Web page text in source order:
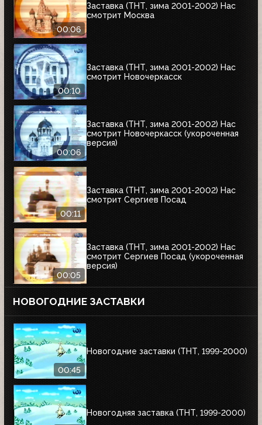
00:06
Заставка (ТНТ, зима 2001-2002) Нас
смотрит Москва
00:10
Заставка (ТНТ, зима 2001-2002) Нас
смотрит Новочеркасск
00:06
Заставка (ТНТ, зима 2001-2002) Нас
смотрит Новочеркасск (укороченная
версия)
00:11
Заставка (ТНТ, зима 2001-2002) Нас
смотрит Сергиев Посад
00:05
Заставка (ТНТ, зима 2001-2002) Нас
смотрит Сергиев Посад (укороченная
версия)
НОВОГОДНИЕ ЗАСТАВКИ
00:45
Новогодние заставки (ТНТ, 1999-2000)
Новогодняя заставка (ТНТ, 1999-2000)